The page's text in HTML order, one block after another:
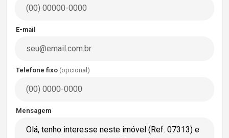
E-mail
Telefone fixo (opcional)
Mensagem